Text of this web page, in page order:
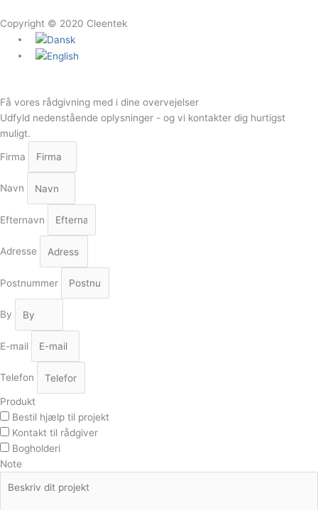
Copyright © 2020 Cleentek
Få vores rådgivning med i dine overvejelser
Udfyld nedenstående oplysninger - og vi kontakter dig hurtigst
muligt.
Firma
Navn
Efternavn
Adresse
Postnummer
By
E-mail
Telefon
Produkt
Bestil hjælp til projekt
Kontakt til rådgiver
Bogholderi
Note